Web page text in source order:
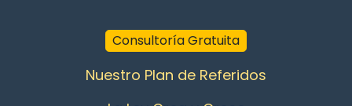
Consultoría Gratuita
Nuestro Plan de Referidos